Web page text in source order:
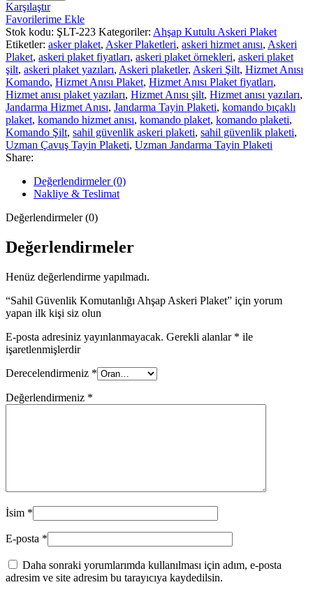
Karşılaştır
Favorilerime Ekle
Stok kodu: ŞLT-223 Kategoriler: Ahşap Kutulu Askeri Plaket
Etiketler: asker plaket, Asker Plaketleri, askeri hizmet anısı, Askeri
Plaket, askeri plaket fiyatları, askeri plaket örnekleri, askeri plaket
şilt, askeri plaket yazıları, Askeri plaketler, Askeri Şilt, Hizmet Anısı
Komando, Hizmet Anısı Plaket, Hizmet Anısı Plaket fiyatları,
Hizmet anısı plaket yazıları, Hizmet Anısı şilt, Hizmet anısı yazıları,
Jandarma Hizmet Anısı, Jandarma Tayin Plaketi, komando bıçaklı
plaket, komando hizmet anısı, komando plaket, komando plaketi,
Komando Şilt, sahil güvenlik askeri plaketi, sahil güvenlik plaketi,
Uzman Çavuş Tayin Plaketi, Uzman Jandarma Tayin Plaketi
Share:
Değerlendirmeler (0)
Nakliye & Teslimat
Değerlendirmeler (0)
Değerlendirmeler
Henüz değerlendirme yapılmadı.
“Sahil Güvenlik Komutanlığı Ahşap Askeri Plaket” için yorum
yapan ilk kişi siz olun
E-posta adresiniz yayınlanmayacak. Gerekli alanlar * ile
işaretlenmişlerdir
Derecelendirmeniz *
Değerlendirmeniz *
İsim *
E-posta *
Daha sonraki yorumlarımda kullanılması için adım, e-posta
adresim ve site adresim bu tarayıcıya kaydedilsin.